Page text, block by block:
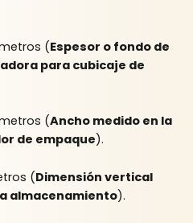
(Espesor o fondo de
para cubicaje de
(Ancho medido en la
de empaque).
(Dimensión vertical
almacenamiento).